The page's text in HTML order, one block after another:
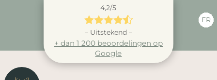
4,2/5

– Uitstekend –
+ dan 1 200 beoordelingen op
Google
FR